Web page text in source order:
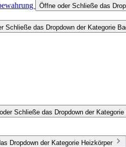
Öffne oder Schließe das
Schließe das Dropdown der Kategorie
Schließe das Dropdown der
Dropdown der Kategorie Heizkörper